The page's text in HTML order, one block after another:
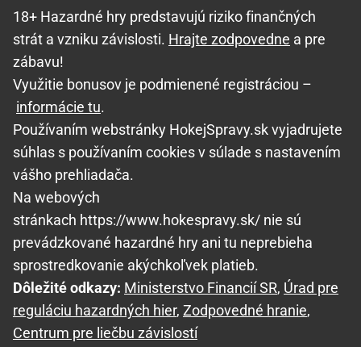
18+ Hazardné hry predstavujú riziko finančných
strát a vzniku závislosti. Hrajte zodpovedne a pre
zábavu!
Využitie bonusov je podmienené registráciou –
informácie tu.
Používaním webstránky HokejSpravy.sk vyjadrujete
súhlas s používaním cookies v súlade s nastavením
vášho prehliadača.
Na webových
stránkach https://www.hokespravy.sk/ nie sú
prevádzkované hazardné hry ani tu neprebieha
sprostredkovanie akýchkoľvek platieb.
Dôležité odkazy: Ministerstvo Financií SR, Úrad pre
reguláciu hazardných hier, Zodpovedné hranie,
Centrum pre liečbu závislostí